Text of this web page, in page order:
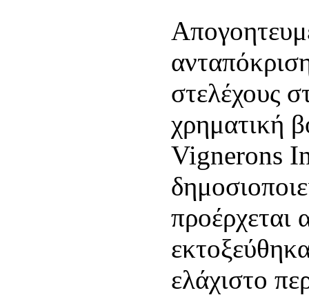
στελέχους
χρηματική
Vignerons
προέρχεται
ελάχιστο